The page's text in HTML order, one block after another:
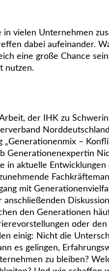
vielen Unternehmen
dabei aufeinander.
eine große Chance
nutzen.
der IHK zu
–
Generationenexpertin
in aktuelle
mit
den Generationen
oder
einig: Nicht die
es gelingen,
zu bleiben?